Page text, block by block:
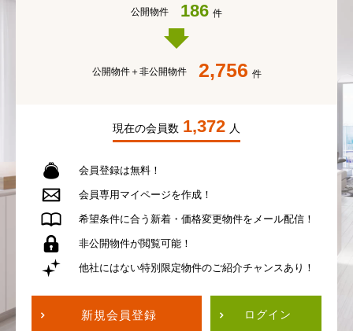
公開物件 186 件
公開物件＋非公開物件 2,756 件
現在の会員数 1,372 人
会員登録は無料！
会員専用 マイページを作成！
希望条件に合う 新着・価格変更物件を メール配信！
非公開物件が閲覧可能！
他社にはない特別限定物件のご紹介チャンスあり！
新規会員登録 ログイン